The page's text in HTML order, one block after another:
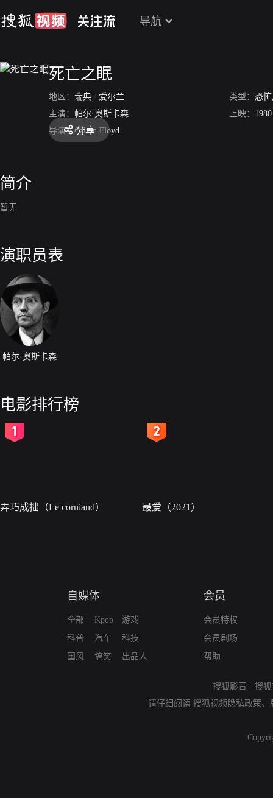
导航
死亡之眠
地区： 瑞典 / 爱尔兰 类型： 恐
主演： 帕尔·奥斯卡森 上映： 1980
导演： Calvin Floyd
分享
简介
暂无
演职员表
帕尔·奥斯卡森
电影排行榜
弄巧成拙（Le corniaud） 最爱（2021）
自媒体
全部
科普
国风
Kpop
汽车
搞笑
游戏
科技
出品人
会员
会员特权
会员剧场
帮助
搜狐影音 - 搜
请仔细阅读 搜狐视频隐私政策、